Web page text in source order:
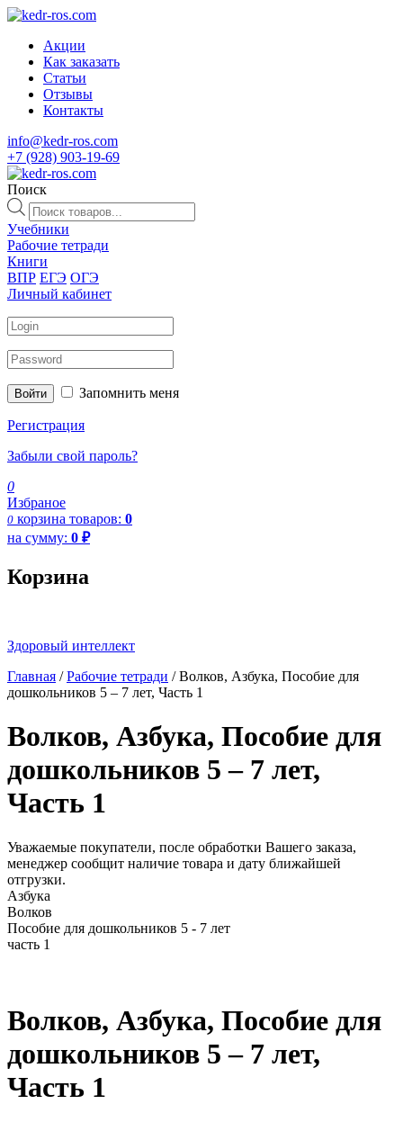
Акции
Как заказать
Статьи
Отзывы
Контакты
info@kedr-ros.com
+7 (928) 903-19-69
Поиск
Поиск
товаров
Учебники
Рабочие тетради
Книги
ВПР ЕГЭ ОГЭ
Личный кабинет
Войти Запомнить меня
Регистрация
Забыли свой пароль?
0
Избраное
0 корзина товаров: 0
на сумму: 0 ₽
Корзина
Здоровый интеллект
Главная /Рабочие тетради / Волков, Азбука, Пособие для
дошкольников 5 – 7 лет, Часть 1
Волков, Азбука, Пособие для
дошкольников 5 – 7 лет,
Часть 1
Уважаемые покупатели, после обработки Вашего заказа,
менеджер сообщит наличие товара и дату ближайшей
отгрузки.
Азбука
Волков
Пособие для дошкольников 5 - 7 лет
часть 1
Волков, Азбука, Пособие для
дошкольников 5 – 7 лет,
Часть 1